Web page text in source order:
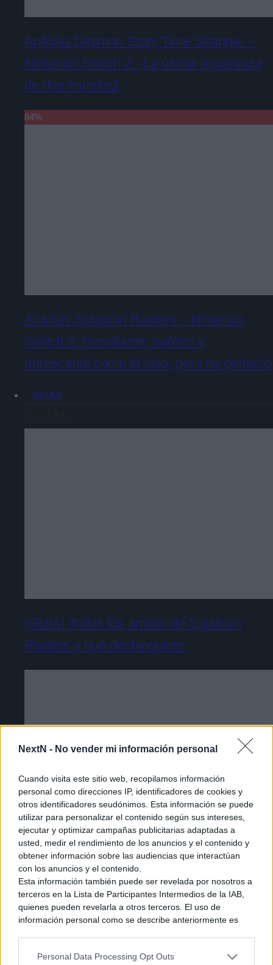
NextN - No vender mi información personal
Cuando visita este sitio web, recopilamos información
personal como direcciones IP, identificadores de cookies y
otros identificadores seudónimos. Esta información se puede
utilizar para personalizar el contenido según sus intereses,
ejecutar y optimizar campañas publicitarias adaptadas a
usted, medir el rendimiento de los anuncios y el contenido y
obtener información sobre las audiencias que interactúan
con los anuncios y el contenido.
Esta información también puede ser revelada por nosotros a
terceros en la Lista de Participantes Intermedios de la IAB,
quienes pueden revelarla a otros terceros. El uso de
información personal como se describe anteriormente es
generamos contenido relevante para nuestra audiencia.
Personal Data Processing Opt Outs
Análisis Digimon Story Time Stranger –
Nintendo Switch 2. ¡La última esperanza
de dos mundos!
84%
Análisis Splatoon Raiders – Nintendo
Switch 2. Desafiante, caótico y
refrescante como él solo, pero no perfecto
GUÍAS
[GUÍA] Todos los amiibo de Splatoon
Raiders y qué desbloquean
Cómo acceder a la beta cerrada de The
Duskbloods [Tutorial]